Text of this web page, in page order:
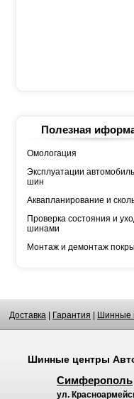
Росава
Полезная
Омологация
Эксплуатации
шин
Аквапланирование и
Проверка состояния и
шинами
Монтаж и демонтаж
Доставка Гарантия Шинные
Шинные центры
Симферополь
ул.